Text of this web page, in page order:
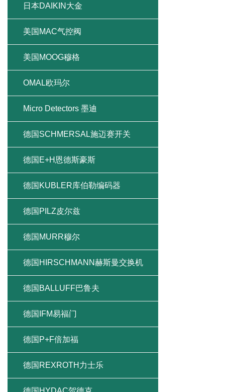
日本DAIKIN大金
美国MAC气控阀
美国MOOG穆格
OMAL欧玛尔
Micro Detectors 墨迪
德国SCHMERSAL施迈赛开关
德国E+H恩德斯豪斯
德国KUBLER库伯勒编码器
德国PILZ皮尔兹
德国MURR穆尔
德国HIRSCHMANN赫斯曼交换机
德国BALLUFF巴鲁夫
德国IFM易福门
德国P+F倍加福
德国REXROTH力士乐